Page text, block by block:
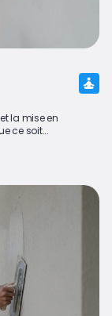
la mise en
ce soit...